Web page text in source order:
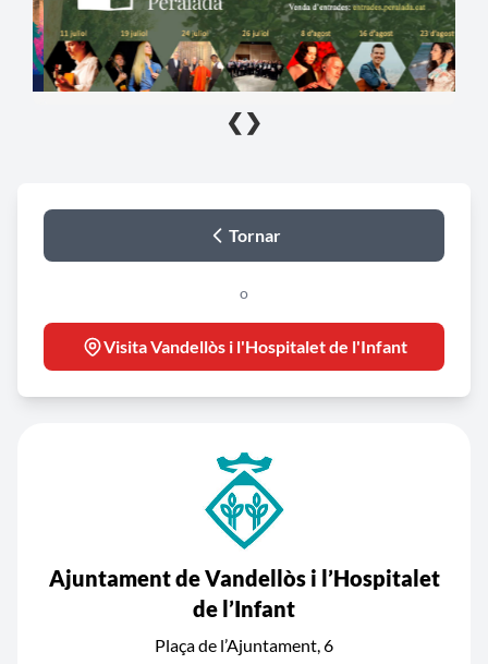
❮ ❯
Tornar
o
Visita Vandellòs i l'Hospitalet de l'Infant
Ajuntament de Vandellòs i l’Hospitalet
de l’Infant
Plaça de l’Ajuntament, 6